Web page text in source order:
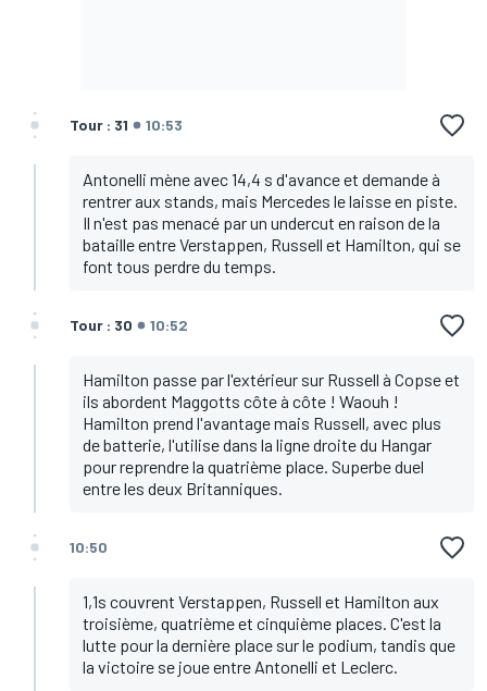
Tour : 31 10:53
Antonelli mène avec 14,4 s d'avance et demande à
rentrer aux stands, mais Mercedes le laisse en piste.
Il n'est pas menacé par un undercut en raison de la
bataille entre Verstappen, Russell et Hamilton, qui se
font tous perdre du temps.
Tour : 30 10:52
Hamilton passe par l'extérieur sur Russell à Copse et
ils abordent Maggotts côte à côte ! Waouh !
Hamilton prend l'avantage mais Russell, avec plus
de batterie, l'utilise dans la ligne droite du Hangar
pour reprendre la quatrième place. Superbe duel
entre les deux Britanniques.
10:50
1,1s couvrent Verstappen, Russell et Hamilton aux
troisième, quatrième et cinquième places. C'est la
lutte pour la dernière place sur le podium, tandis que
la victoire se joue entre Antonelli et Leclerc.